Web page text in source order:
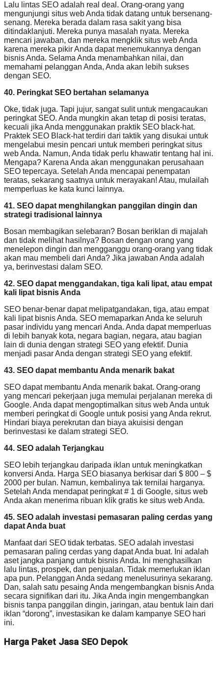
Lalu lintas SEO adalah real deal. Orang-orang yang
mengunjungi situs web Anda tidak datang untuk bersenang-
senang. Mereka berada dalam rasa sakit yang bisa
ditindaklanjuti. Mereka punya masalah nyata. Mereka
mencari jawaban, dan mereka mengklik situs web Anda
karena mereka pikir Anda dapat menemukannya dengan
bisnis Anda. Selama Anda menambahkan nilai, dan
memahami pelanggan Anda, Anda akan lebih sukses
dengan SEO.
40. Peringkat SEO bertahan selamanya
Oke, tidak juga. Tapi jujur, sangat sulit untuk mengacaukan
peringkat SEO. Anda mungkin akan tetap di posisi teratas,
kecuali jika Anda menggunakan praktik SEO black-hat.
Praktek SEO Black-hat terdiri dari taktik yang disukai untuk
mengelabui mesin pencari untuk memberi peringkat situs
web Anda. Namun, Anda tidak perlu khawatir tentang hal ini.
Mengapa? Karena Anda akan menggunakan perusahaan
SEO tepercaya. Setelah Anda mencapai penempatan
teratas, sekarang saatnya untuk merayakan! Atau, mulailah
memperluas ke kata kunci lainnya.
41. SEO dapat menghilangkan panggilan dingin dan
strategi tradisional lainnya
Bosan membagikan selebaran? Bosan beriklan di majalah
dan tidak melihat hasilnya? Bosan dengan orang yang
menelepon dingin dan mengganggu orang-orang yang tidak
akan mau membeli dari Anda? Jika jawaban Anda adalah
ya, berinvestasi dalam SEO.
42. SEO dapat menggandakan, tiga kali lipat, atau empat
kali lipat bisnis Anda
SEO benar-benar dapat melipatgandakan, tiga, atau empat
kali lipat bisnis Anda. SEO memaparkan Anda ke seluruh
pasar individu yang mencari Anda. Anda dapat memperluas
di lebih banyak kota, negara bagian, negara, atau bagian
lain di dunia dengan strategi SEO yang efektif. Dunia
menjadi pasar Anda dengan strategi SEO yang efektif.
43. SEO dapat membantu Anda menarik bakat
SEO dapat membantu Anda menarik bakat. Orang-orang
yang mencari pekerjaan juga memulai perjalanan mereka di
Google. Anda dapat mengoptimalkan situs web Anda untuk
memberi peringkat di Google untuk posisi yang Anda rekrut.
Hindari biaya perekrutan dan biaya akuisisi dengan
berinvestasi ke dalam strategi SEO.
44. SEO adalah Terjangkau
SEO lebih terjangkau daripada iklan untuk meningkatkan
konversi Anda. Harga SEO biasanya berkisar dari $ 800 – $
2000 per bulan. Namun, kembalinya tak ternilai harganya.
Setelah Anda mendapat peringkat # 1 di Google, situs web
Anda akan menerima ribuan klik gratis ke situs web Anda.
45. SEO adalah investasi pemasaran paling cerdas yang
dapat Anda buat
Manfaat dari SEO tidak terbatas. SEO adalah investasi
pemasaran paling cerdas yang dapat Anda buat. Ini adalah
aset jangka panjang untuk bisnis Anda. Ini menghasilkan
lalu lintas, prospek, dan penjualan. Tidak memerlukan iklan
apa pun. Pelanggan Anda sedang menelusurinya sekarang.
Dan, salah satu pesaing Anda mengembangkan bisnis Anda
secara signifikan dari itu. Jika Anda ingin mengembangkan
bisnis tanpa panggilan dingin, jaringan, atau bentuk lain dari
iklan “dorong”, investasikan ke dalam kampanye SEO hari
ini.
Harga Paket Jasa SEO Depok